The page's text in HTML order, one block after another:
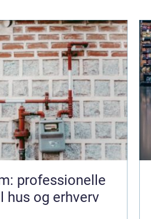
professionelle
hus og erhverv